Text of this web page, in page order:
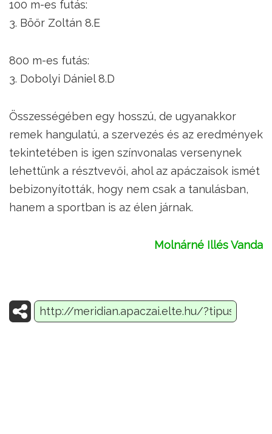
100 m-es futás:
3. Böőr Zoltán 8.E
800 m-es futás:
3. Dobolyi Dániel 8.D
Összességében egy hosszú, de ugyanakkor
remek hangulatú, a szervezés és az eredmények
tekintetében is igen színvonalas versenynek
lehettünk a résztvevői, ahol az apáczaisok ismét
bebizonyították, hogy nem csak a tanulásban,
hanem a sportban is az élen járnak.
Molnárné Illés Vanda